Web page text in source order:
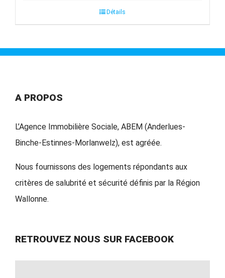
Détails
A PROPOS
L’Agence Immobilière Sociale, ABEM (Anderlues-
Binche-Estinnes-Morlanwelz), est agréée.
Nous fournissons des logements répondants aux
critères de salubrité et sécurité définis par la Région
Wallonne.
RETROUVEZ NOUS SUR FACEBOOK